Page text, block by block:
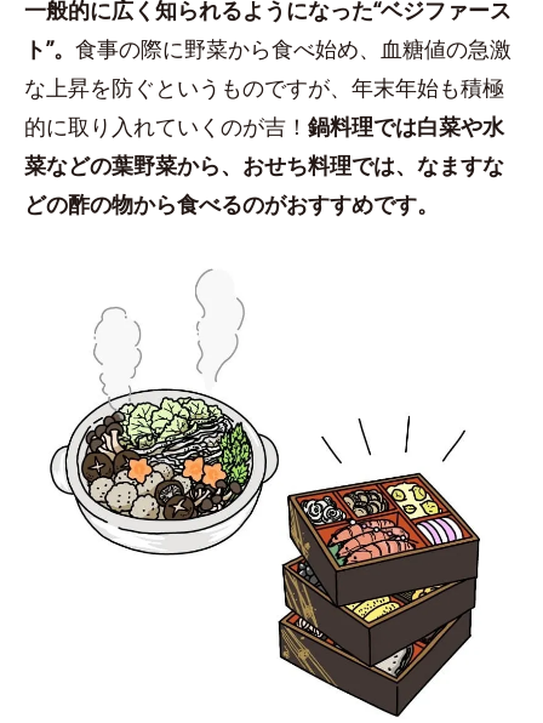
一般的に広く知られるようになった“ベジファース
ト”。 食事の際に野菜から食べ始め、血糖値の急激
な上昇を防ぐというものですが、年末年始も積極
的に取り入れていくのが吉！ 鍋料理では白菜や水
菜などの葉野菜から、おせち料理では、なますな
どの酢の物から食べるのがおすすめです。